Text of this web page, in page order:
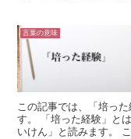
言葉の意味
この記事では、「培っ
す。 「培った経験」と
いけん」と読みます。